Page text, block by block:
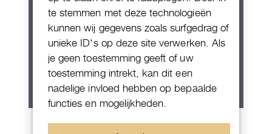
te stemmen met deze technologieën
kunnen wij gegevens zoals surfgedrag of
unieke ID's op deze site verwerken. Als
je geen toestemming geeft of uw
toestemming intrekt, kan dit een
nadelige invloed hebben op bepaalde
functies en mogelijkheden.
Patek Philippe Annual Calendar